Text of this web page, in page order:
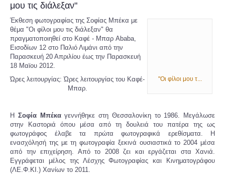
μου τις διάλεξαν"
"Οι φίλοι μου τ...
Έκθεση φωτογραφίας της Σοφίας Μπέκα με
θέμα "Οι φίλοι μου τις διάλεξαν" θα
πραγματοποιηθεί στο Καφέ - Μπαρ Ababa,
Εισοδίων 12 στο Παλιό Λιμάνι από την
Παρασκευή 20 Απριλίου έως την Παρασκευή
18 Μαϊου 2012.
Ώρες λειτουργίας: Ώρες λειτουργίας του Καφέ-
Μπαρ.
Η Σοφία Μπέκαγεννήθηκε στη Θεσσαλονίκη το 1986. Μεγάλωσε
στην Καστοριά όπου μέσα από τη δουλειά του πατέρα της ως
φωτογράφος έλαβε τα πρώτα φωτογραφικά ερεθίσματα. Η
ενασχόλησή της με τη φωτογραφία ξεκινά ουσιαστικά το 2004 μέσα
από την επιχείρηση. Από το 2008 ζει και εργάζεται στα Χανιά.
Εγγράφεται μέλος της Λέσχης Φωτογραφίας και Κινηματογράφου
(ΛΕ.Φ.ΚΙ.) Χανίων το 2011.